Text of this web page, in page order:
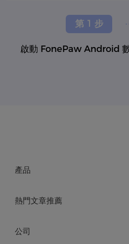
第 1 步
啟動 FonePaw Android
產品
熱門文章推薦
公司